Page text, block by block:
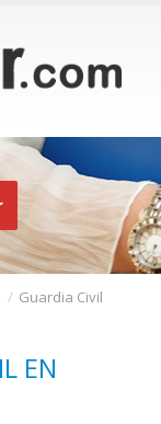
/ Guardia Civil
EN